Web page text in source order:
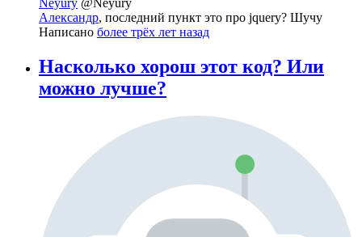
Neyury @Neyury
Александр, последний пункт это про jquery? Шучу
Написано более трёх лет назад
Насколько хорош этот код? Или
можно лучше?